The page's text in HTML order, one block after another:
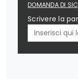
DOMANDA DI
Scrivere la